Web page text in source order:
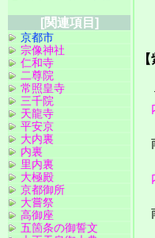
[関連項目]
京都市
宗像神社
仁和寺
二尊院
常照皇寺
三千院
天龍寺
平安京
大内裏
内裏
里内裏
大極殿
京都御所
大嘗祭
高御座
五箇条の御誓文